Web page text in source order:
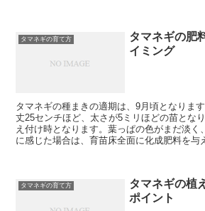
タマネギの育て方
タマネギの肥
イミング
タマネギの種まきの適期は、9月頃となりま
丈25センチほど、太さが5ミリほどの苗とな
え付け時となります。葉っぱの色がまだ淡く
に感じた場合は、育苗床全面に化成肥料を与
タマネギの育て方
タマネギの植
ポイント